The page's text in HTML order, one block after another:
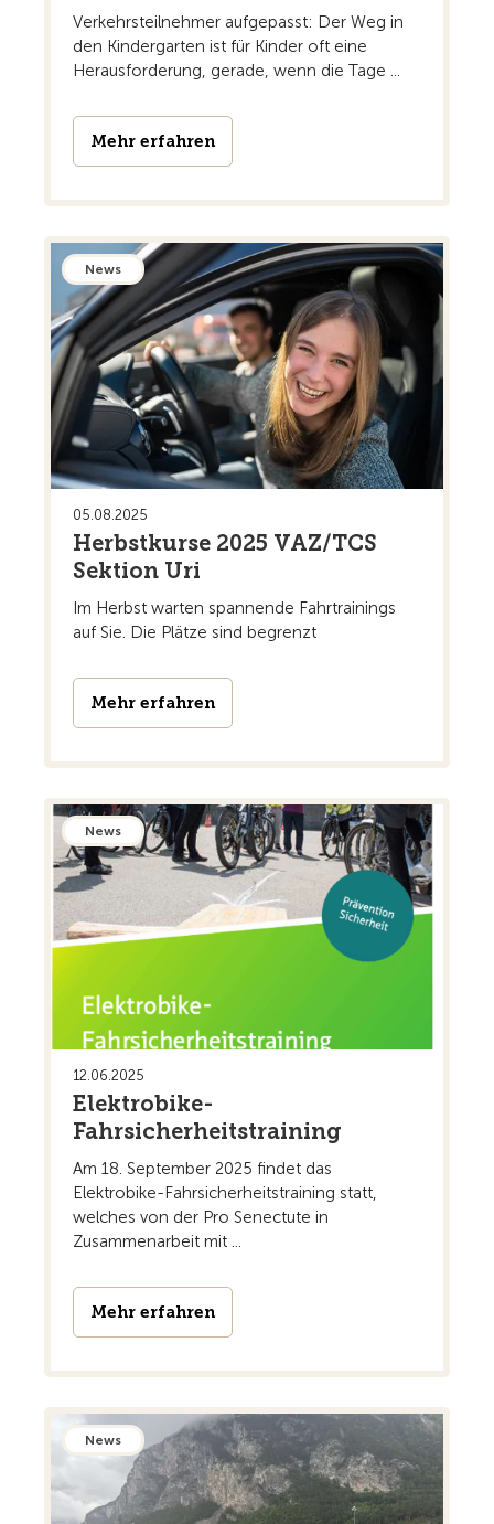
Verkehrsteilnehmer aufgepasst: Der Weg in
den Kindergarten ist für Kinder oft eine
Herausforderung, gerade, wenn die Tage ...
Mehr erfahren
News
05.08.2025
Herbstkurse 2025 VAZ/TCS
Sektion Uri
Im Herbst warten spannende Fahrtrainings
auf Sie. Die Plätze sind begrenzt
Mehr erfahren
News
12.06.2025
Elektrobike-
Fahrsicherheitstraining
Am 18. September 2025 findet das
Elektrobike-Fahrsicherheitstraining statt,
welches von der Pro Senectute in
Zusammenarbeit mit ...
Mehr erfahren
News